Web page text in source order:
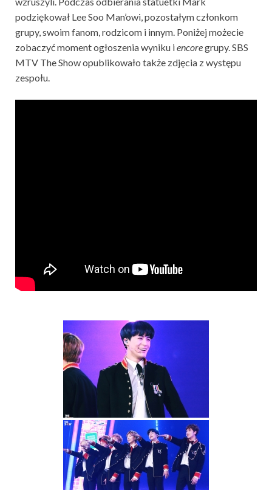
podziękował Lee Soo Man’owi, pozostałym członkom
grupy, swoim fanom, rodzicom i innym. Poniżej możecie
zobaczyć moment ogłoszenia wyniku iencoregrupy. SBS
MTV The Show opublikowało także zdjęcia z występu
zespołu.